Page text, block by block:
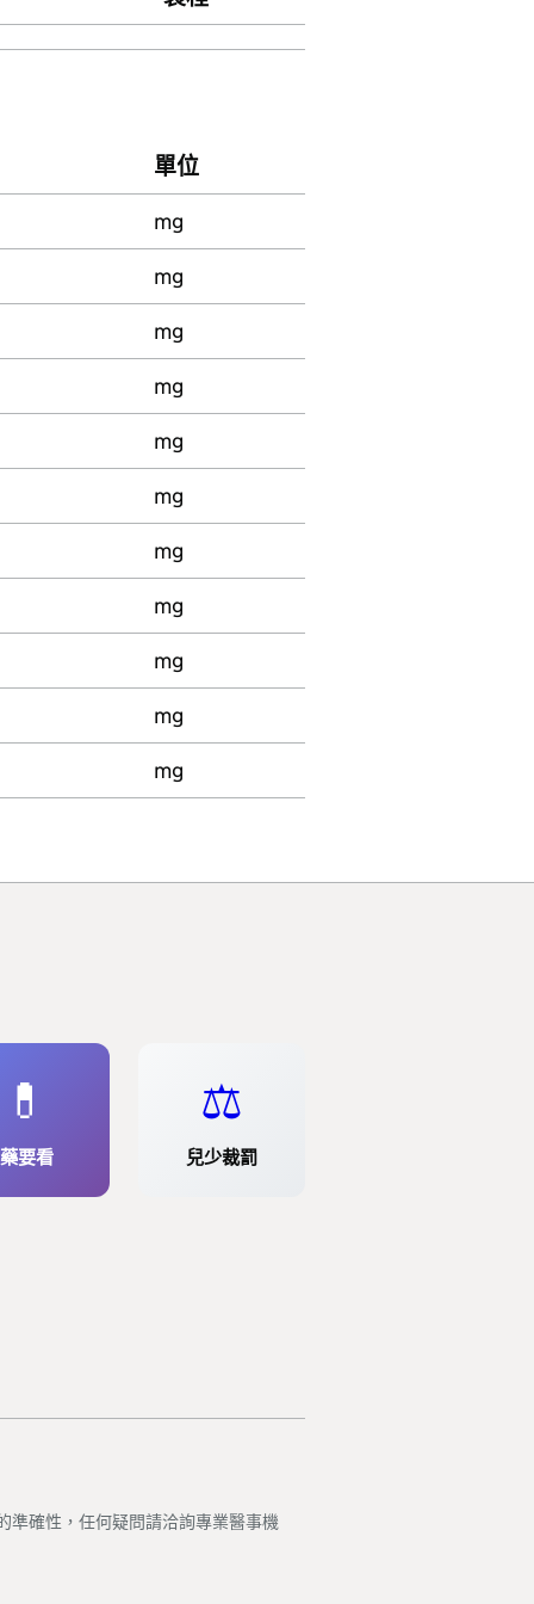
單位
mg
mg
mg
mg
mg
mg
mg
mg
mg
mg
mg
💊
藥要看
⚖️
兒少裁罰
準確性，任何疑問請洽詢專業醫事機